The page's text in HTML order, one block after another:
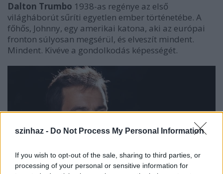
szinhaz - Do Not Process My Personal Information
If you wish to opt-out of the sale, sharing to third parties, or
processing of your personal or sensitive information for
Dalton Trumbo 1938-as regénye az első
világháborút sűríti egyetlen ember történetébe. A
főhős, Johnny, egy amerikai katona, aki az európai
fronton súlyosan megsérül, és elveszít mindent.
Mindent. Kivéve a gondolkodás képességét.